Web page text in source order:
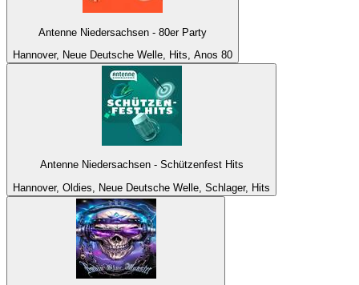
Antenne Niedersachsen - 80er Party
Hannover, Neue Deutsche Welle, Hits, Anos 80
Antenne Niedersachsen - Schützenfest Hits
Hannover, Oldies, Neue Deutsche Welle, Schlager, Hits